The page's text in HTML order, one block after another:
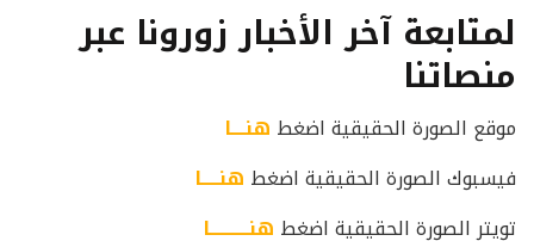
لمتابعة آخر الأخبار زورونا عبر
منصاتنا
موقع الصورة الحقيقية اضغط هنــــا
فيسبوك الصورة الحقيقية اضغط هنـــــا
تويتر الصورة الحقيقية اضغط هنـــــــــــا